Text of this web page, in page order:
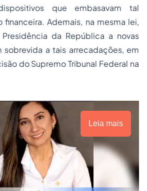
que embasavam tal
financeira. Ademais, na mesma lei,
da República a novas
sobrevida a tais arrecadações, em
do Supremo Tribunal Federal na
Leia mais